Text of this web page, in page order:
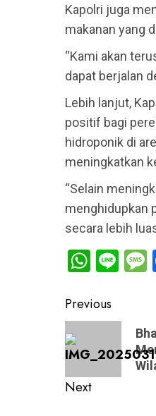
Kapolri juga
makanan yang
“Kami akan
dapat berjalan
Lebih lanjut,
positif bagi
hidroponik di
meningkatkan
“Selain
menghidupkan
secara lebih
Post
navigation
Previous
Previous
post:
Next